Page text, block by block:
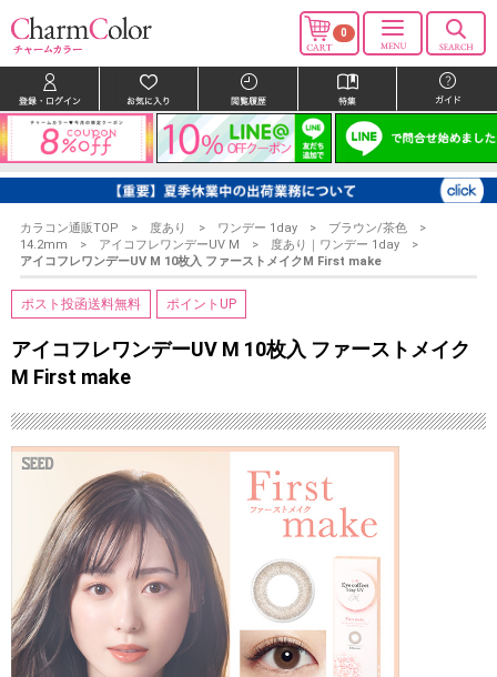
0
カラコン通販TOP 度あり ワンデー 1day
ブラウン/茶色
14.2mm
アイコフレワンデーUV M
度あり｜ワンデー 1day
アイコフレワンデーUV M 10枚入 ファーストメイクM First make
ポスト投函送料無料 ポイントUP
アイコフレワンデーUV M 10枚入 ファーストメイク
M First make